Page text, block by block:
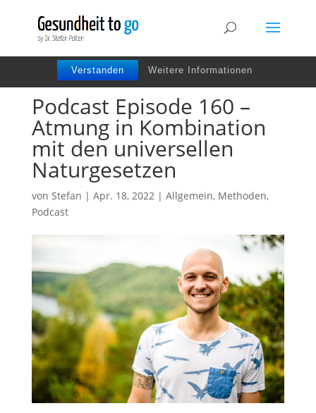
Wir benutzen Cookies um die Nutzerfreundlichkeit
der Webseite zu verbessen. Durch Deinen Besuch
Verstanden Weitere Informationen
Podcast Episode 160 –
Atmung in Kombination
mit den universellen
Naturgesetzen
von Stefan | Apr. 18, 2022| Allgemein, Methoden,
Podcast